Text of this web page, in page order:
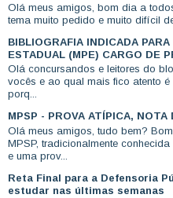
Olá meus amigos, bom dia a
tema muito pedido e muito difícil
BIBLIOGRAFIA INDICADA
ESTADUAL (MPE) CARGO DE
Olá concursandos e leitores do
vocês e ao qual mais fico atento
porq...
MPSP - PROVA ATÍPICA, NOTA
Olá meus amigos, tudo bem?
MPSP, tradicionalmente
e uma prov...
Reta Final para a Defensoria
estudar nas últimas semanas